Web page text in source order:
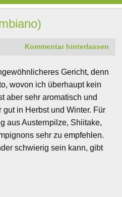
Kommentar hinterlassen
Gericht, denn
wovon ich überhaupt kein
aber sehr aromatisch und
gut in Herbst und Winter. Für
aus Austernpilze, Shiitake,
sehr zu empfehlen.
schwierig sein kann, gibt